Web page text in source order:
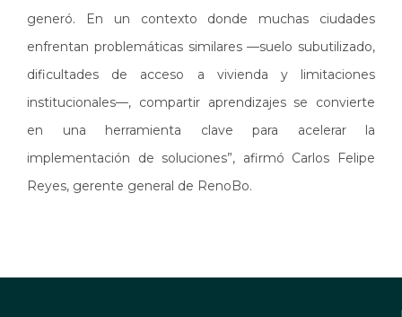
generó. En un contexto donde muchas ciudades
enfrentan problemáticas similares —suelo subutilizado,
dificultades de acceso a vivienda y limitaciones
institucionales—, compartir aprendizajes se convierte
en una herramienta clave para acelerar la
implementación de soluciones”, afirmó Carlos Felipe
Reyes, gerente general de RenoBo.